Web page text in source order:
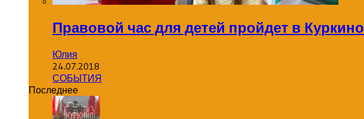
Правовой час для детей пройдет в Куркино
Юлия
24.07.2018
СОБЫТИЯ
Последнее